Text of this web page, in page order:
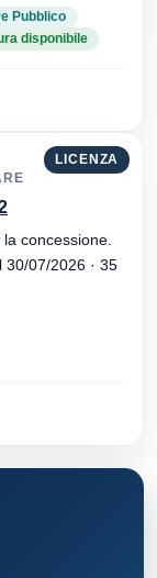
Pubblico
disponibile
LICENZA
concessione.